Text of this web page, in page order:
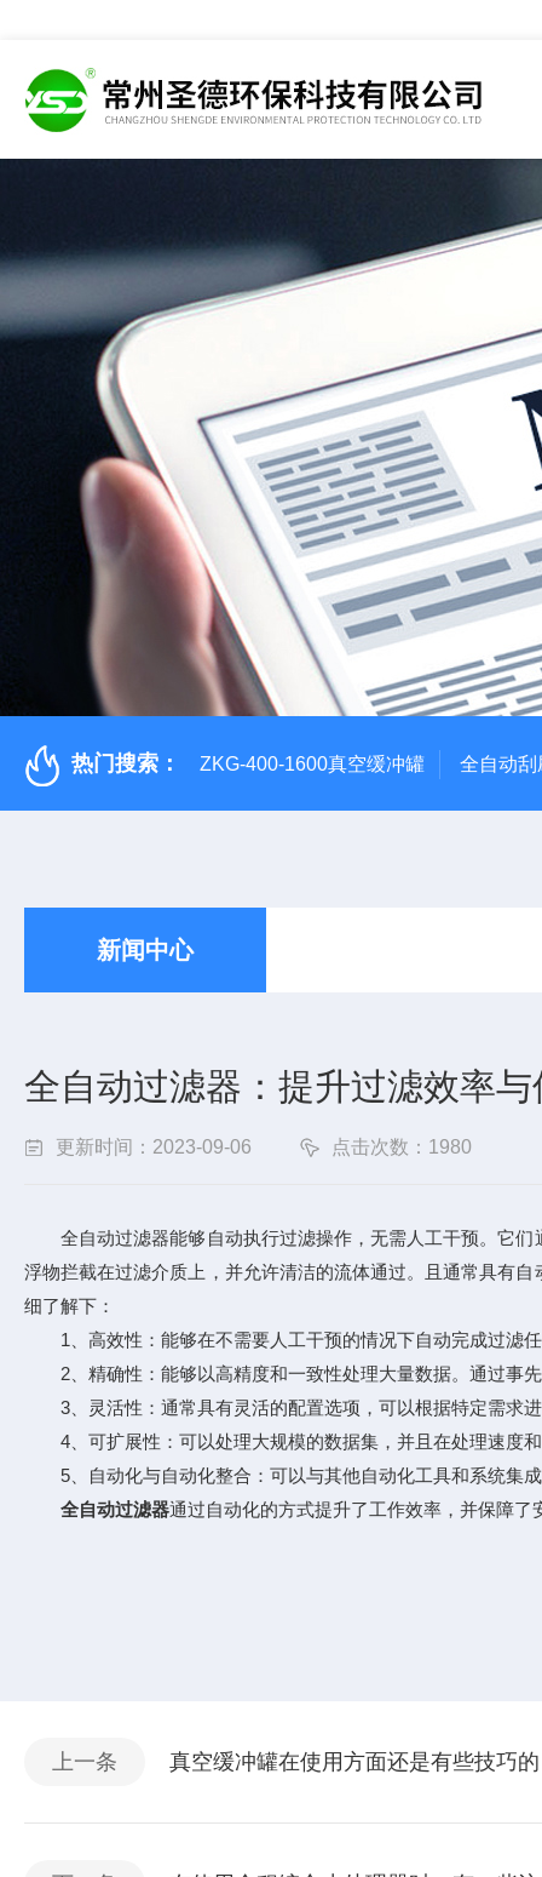
热门搜索： ZKG-400-1600真空缓冲罐 全自动刮
新闻中心
全自动过滤器：提升过滤效率
更新时间：2023-09-06 点击次数：1980
全自动过滤器能够自动执行过滤操作，无需人工干预。它们
浮物拦截在过滤介质上，并允许清洁的流体通过。且通常具有
细了解下：
1、高效性：能够在不需要人工干预的情况下自动完成过滤任
2、精确性：能够以高精度和一致性处理大量数据。通过事
3、灵活性：通常具有灵活的配置选项，可以根据特定需求进
4、可扩展性：可以处理大规模的数据集，并且在处理速度和
5、自动化与自动化整合：可以与其他自动化工具和系统集成
全自动过滤器通过自动化的方式提升了工作效率，并保障
上一条 真空缓冲罐在使用方面还是有些技巧的